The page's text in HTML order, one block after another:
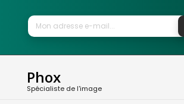
Phox
Spécialiste de l'image